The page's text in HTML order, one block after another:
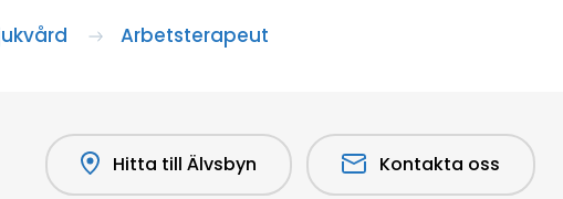
Arbetsterapeut
Hitta till Älvsbyn Kontakta oss